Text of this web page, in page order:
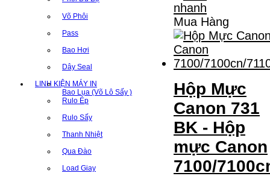
Võ Phôi
Pass
Bao Hơi
Dây Seal
LINH KIỆN MÁY IN
Bao Lụa (Võ Lô Sấy )
Rulo Ép
Rulo Sấy
Thanh Nhiệt
Qua Đào
Load Giay
Mua Hàng
Hộp Mực
Canon 731
BK - Hộp
mực Canon
7100/